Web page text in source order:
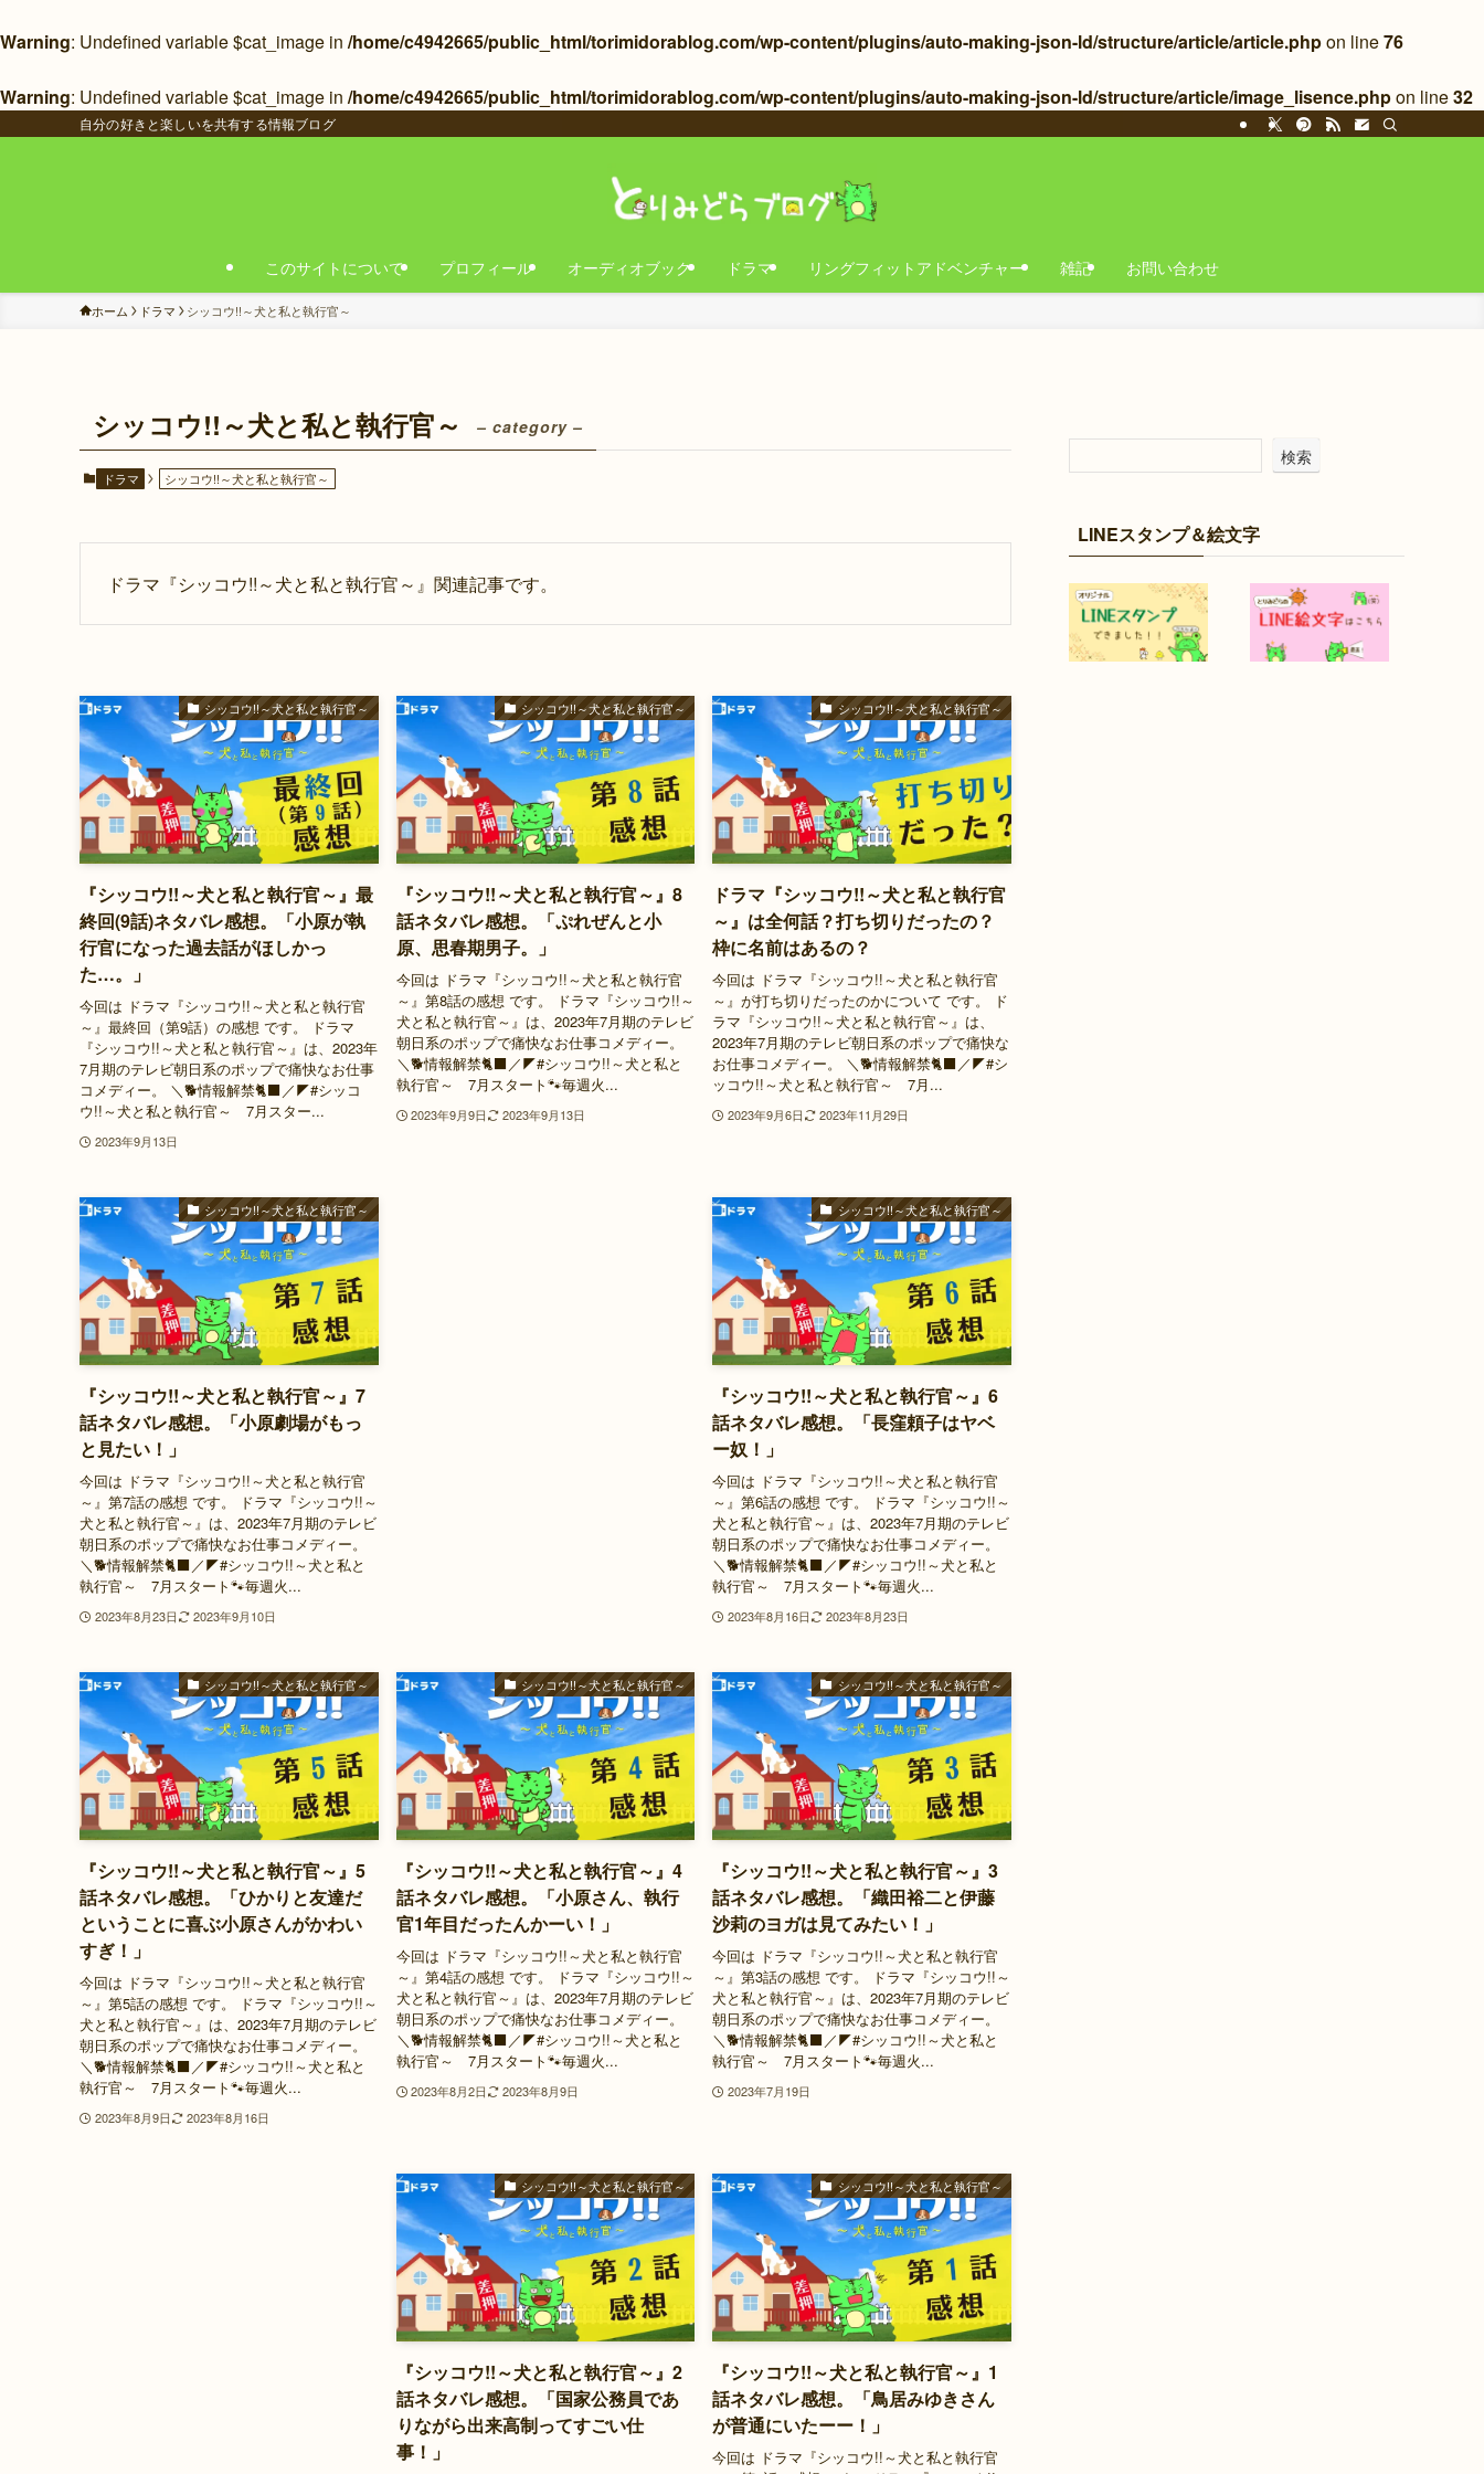
Warning: Undefined variable $cat_image in /home/c4942665/public_html/torimidorablog.com/wp-content/plugins/auto-making-json-ld/structure/article/article.phpon line76
Warning: Undefined variable $cat_image in /home/c4942665/public_html/torimidorablog.com/wp-content/plugins/auto-making-json-ld/structure/article/image_lisence.phpon line32
自分の好きと楽しいを共有する情報ブログ
このサイトについて プロフィール オーディオブック ドラマ リングフィットアドベンチャー 雑記 お問い合わせ
ホーム ドラマ シッコウ!!～犬と私と執行官～
シッコウ!!～犬と私と執行官～ – category –
ドラマ シッコウ!!～犬と私と執行官～
ドラマ『シッコウ!!～犬と私と執行官～』関連記事です。
シッコウ!!～犬と私と執行官～
『シッコウ!!～犬と私と執行官～』最
終回(9話)ネタバレ感想。「小原が執
行官になった過去話がほしかっ
た…。」
今回は ドラマ『シッコウ!!～犬と私と執行官
～』最終回（第9話）の感想 です。 ドラマ
『シッコウ!!～犬と私と執行官～』は、2023年
7月期のテレビ朝日系のポップで痛快なお仕事
コメディー。 ＼🐕情報解禁🐈‍⬛／◤#シッコ
ウ!!～犬と私と執行官～ 7月スター...
2023年9月13日
シッコウ!!～犬と私と執行官～
『シッコウ!!～犬と私と執行官～』8
話ネタバレ感想。「ぷれぜんと小
原、思春期男子。」
今回は ドラマ『シッコウ!!～犬と私と執行官
～』第8話の感想 です。 ドラマ『シッコウ!!～
犬と私と執行官～』は、2023年7月期のテレビ
朝日系のポップで痛快なお仕事コメディー。
＼🐕情報解禁🐈‍⬛／◤#シッコウ!!～犬と私と
執行官～ 7月スタート🐾毎週火...
2023年9月9日 2023年9月13日
シッコウ!!～犬と私と執行官～
ドラマ『シッコウ!!～犬と私と執行官
～』は全何話？打ち切りだったの？
枠に名前はあるの？
今回は ドラマ『シッコウ!!～犬と私と執行官
～』が打ち切りだったのかについて です。 ド
ラマ『シッコウ!!～犬と私と執行官～』は、
2023年7月期のテレビ朝日系のポップで痛快な
お仕事コメディー。 ＼🐕情報解禁🐈‍⬛／◤#シ
ッコウ!!～犬と私と執行官～ 7月...
2023年9月6日 2023年11月29日
シッコウ!!～犬と私と執行官～
『シッコウ!!～犬と私と執行官～』7
話ネタバレ感想。「小原劇場がもっ
と見たい！」
今回は ドラマ『シッコウ!!～犬と私と執行官
～』第7話の感想 です。 ドラマ『シッコウ!!～
犬と私と執行官～』は、2023年7月期のテレビ
朝日系のポップで痛快なお仕事コメディー。
＼🐕情報解禁🐈‍⬛／◤#シッコウ!!～犬と私と
執行官～ 7月スタート🐾毎週火...
2023年8月23日 2023年9月10日
シッコウ!!～犬と私と執行官～
『シッコウ!!～犬と私と執行官～』6
話ネタバレ感想。「長窪頼子はヤベ
ー奴！」
今回は ドラマ『シッコウ!!～犬と私と執行官
～』第6話の感想 です。 ドラマ『シッコウ!!～
犬と私と執行官～』は、2023年7月期のテレビ
朝日系のポップで痛快なお仕事コメディー。
＼🐕情報解禁🐈‍⬛／◤#シッコウ!!～犬と私と
執行官～ 7月スタート🐾毎週火...
2023年8月16日 2023年8月23日
シッコウ!!～犬と私と執行官～
『シッコウ!!～犬と私と執行官～』5
話ネタバレ感想。「ひかりと友達だ
ということに喜ぶ小原さんがかわい
すぎ！」
今回は ドラマ『シッコウ!!～犬と私と執行官
～』第5話の感想 です。 ドラマ『シッコウ!!～
犬と私と執行官～』は、2023年7月期のテレビ
朝日系のポップで痛快なお仕事コメディー。
＼🐕情報解禁🐈‍⬛／◤#シッコウ!!～犬と私と
執行官～ 7月スタート🐾毎週火...
2023年8月9日 2023年8月16日
シッコウ!!～犬と私と執行官～
『シッコウ!!～犬と私と執行官～』4
話ネタバレ感想。「小原さん、執行
官1年目だったんかーい！」
今回は ドラマ『シッコウ!!～犬と私と執行官
～』第4話の感想 です。 ドラマ『シッコウ!!～
犬と私と執行官～』は、2023年7月期のテレビ
朝日系のポップで痛快なお仕事コメディー。
＼🐕情報解禁🐈‍⬛／◤#シッコウ!!～犬と私と
執行官～ 7月スタート🐾毎週火...
2023年8月2日 2023年8月9日
シッコウ!!～犬と私と執行官～
『シッコウ!!～犬と私と執行官～』3
話ネタバレ感想。「織田裕二と伊藤
沙莉のヨガは見てみたい！」
今回は ドラマ『シッコウ!!～犬と私と執行官
～』第3話の感想 です。 ドラマ『シッコウ!!～
犬と私と執行官～』は、2023年7月期のテレビ
朝日系のポップで痛快なお仕事コメディー。
＼🐕情報解禁🐈‍⬛／◤#シッコウ!!～犬と私と
執行官～ 7月スタート🐾毎週火...
2023年7月19日
シッコウ!!～犬と私と執行官～
『シッコウ!!～犬と私と執行官～』2
話ネタバレ感想。「国家公務員であ
りながら出来高制ってすごい仕
事！」
シッコウ!!～犬と私と執行官～
『シッコウ!!～犬と私と執行官～』1
話ネタバレ感想。「鳥居みゆきさん
が普通にいたーー！」
今回は ドラマ『シッコウ!!～犬と私と執行官
検索
LINEスタンプ＆絵文字